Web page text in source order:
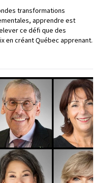
transformations
apprendre est
ce défi que des
en créant Québec apprenant.